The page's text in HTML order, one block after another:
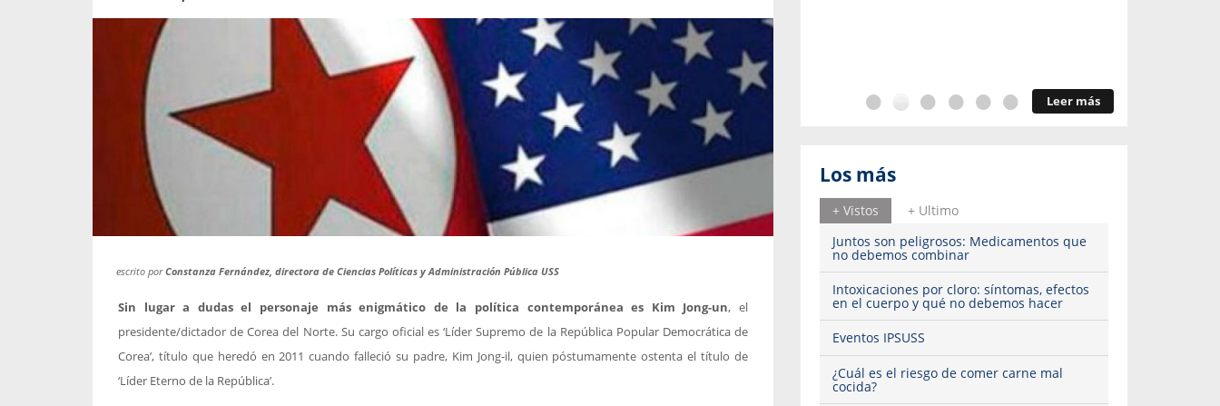
escrito porConstanza Fernández, directora de Ciencias Políticas y Administración Pública USS
Sin lugar a dudas el personaje más enigmático de la política contemporánea es Kim Jong-un, el
presidente/dictador de Corea del Norte. Su cargo oficial es ‘Líder Supremo de la República Popular Democrática de
Corea’, título que heredó en 2011 cuando falleció su padre, Kim Jong-il, quien póstumamente ostenta el título de
‘Líder Eterno de la República’.
Leer más
Los más
+ Vistos
+ Ultimo
Juntos son peligrosos: Medicamentos que
no debemos combinar
Intoxicaciones por cloro: síntomas, efectos
en el cuerpo y qué no debemos hacer
Eventos IPSUSS
¿Cuál es el riesgo de comer carne mal
cocida?